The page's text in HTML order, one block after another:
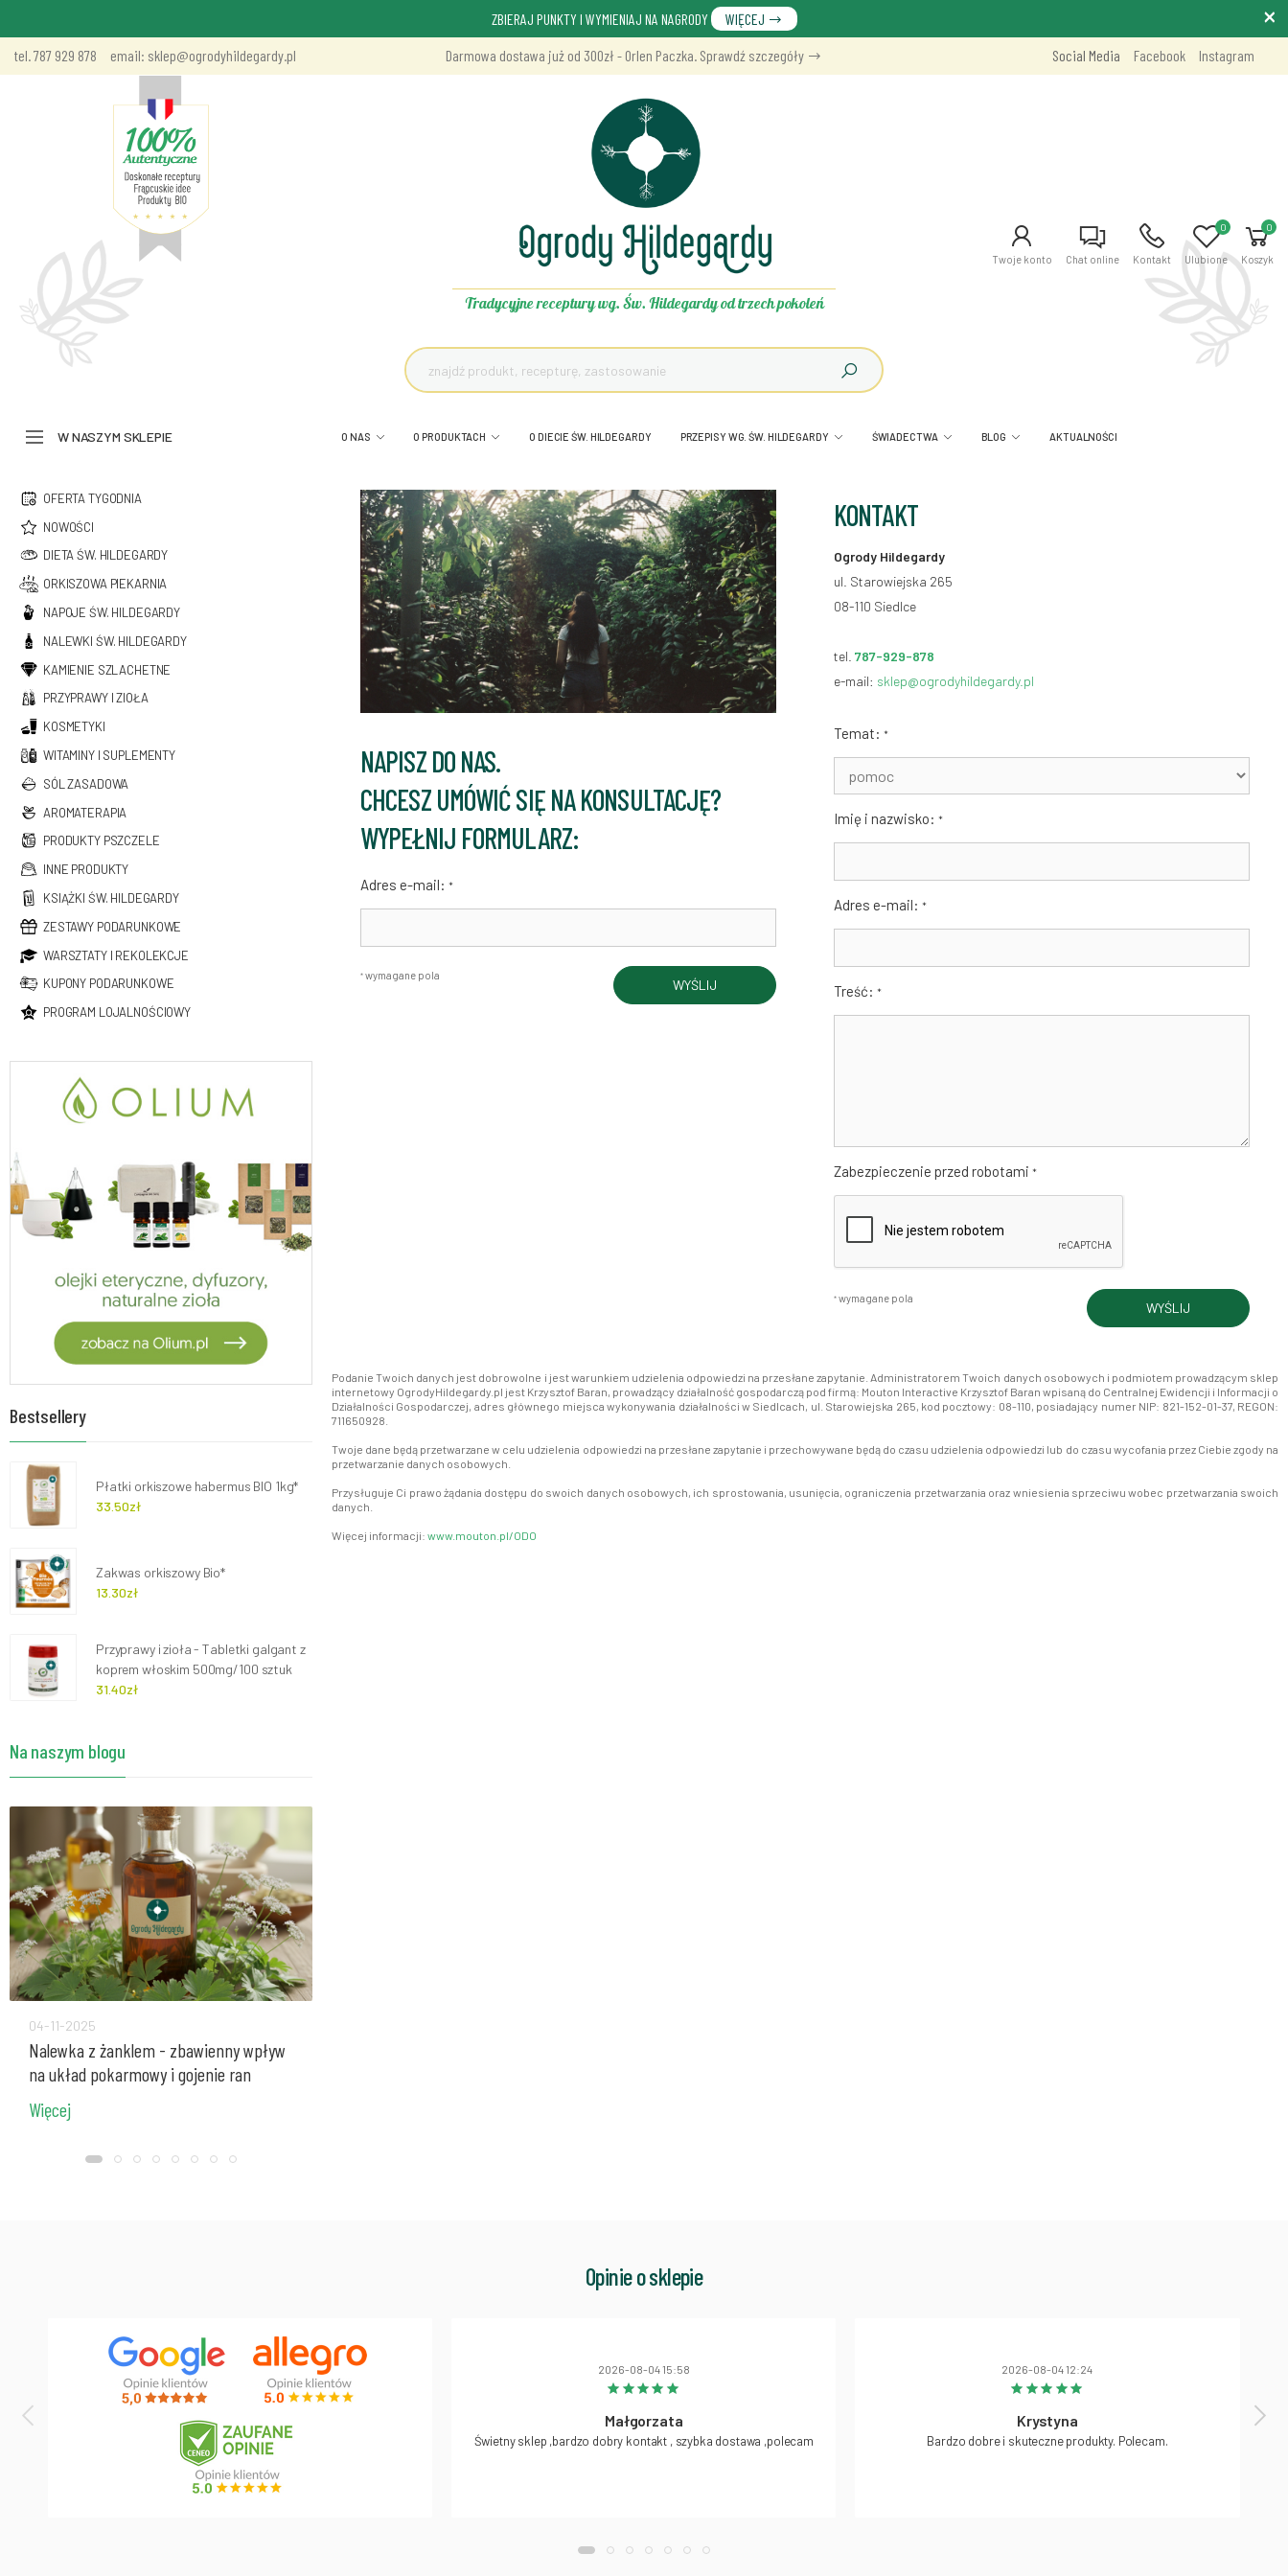
ZBIERAJ PUNKTY I WYMIENIAJ NA NAGRODY
WIĘCEJ
tel. 787 929 878
email: sklep@ogrodyhildegardy.pl Darmowa dostawa już od 300zł - Orlen Paczka. Sprawdź szczegóły Social Media Facebook Instagram
Tradycyjne receptury wg. Św. Hildegardy od trzech pokoleń
Twoje konto Chat online Kontakt Ulubione
0 0
Koszyk
W NASZYM SKLEPIE O NAS O PRODUKTACH O DIECIE ŚW. HILDEGARDY PRZEPISY WG. ŚW. HILDEGARDY ŚWIADECTWA BLOG AKTUALNOŚCI
NAPISZ DO NAS.
CHCESZ UMÓWIĆ SIĘ NA KONSULTACJĘ?
WYPEŁNIJ FORMULARZ:
Adres e-mail: *
* wymagane pola
WYŚLIJ
KONTAKT
Ogrody Hildegardy
ul. Starowiejska 265
08-110 Siedlce
tel. 787-929-878
e-mail: sklep@ogrodyhildegardy.pl
Temat: *
Imię i nazwisko: *
Adres e-mail: *
Treść: *
Zabezpieczenie przed robotami *
* wymagane pola
WYŚLIJ
Podanie Twoich danych jest dobrowolne i jest warunkiem udzielenia odpowiedzi na przesłane zapytanie. Administratorem Twoich danych osobowych i podmiotem prowadzącym sklep
internetowy OgrodyHildegardy.pl jest Krzysztof Baran, prowadzący działalność gospodarczą pod firmą: Mouton Interactive Krzysztof Baran wpisaną do Centralnej Ewidencji i Informacji o
Działalności Gospodarczej, adres głównego miejsca wykonywania działalności w Siedlcach, ul. Starowiejska 265, kod pocztowy: 08-110, posiadający numer NIP: 821-152-01-37, REGON:
711650928.
Twoje dane będą przetwarzane w celu udzielenia odpowiedzi na przesłane zapytanie i przechowywane będą do czasu udzielenia odpowiedzi lub do czasu wycofania przez Ciebie zgody na
przetwarzanie danych osobowych.
Przysługuje Ci prawo żądania dostępu do swoich danych osobowych, ich sprostowania, usunięcia, ograniczenia przetwarzania oraz wniesienia sprzeciwu wobec przetwarzania swoich
danych.
Więcej informacji: www.mouton.pl/ODO
OFERTA TYGODNIA
NOWOŚCI
DIETA ŚW. HILDEGARDY
ORKISZOWA PIEKARNIA
NAPOJE ŚW. HILDEGARDY
NALEWKI ŚW. HILDEGARDY
KAMIENIE SZLACHETNE
PRZYPRAWY I ZIOŁA
KOSMETYKI
WITAMINY I SUPLEMENTY
SÓL ZASADOWA
AROMATERAPIA
PRODUKTY PSZCZELE
INNE PRODUKTY
KSIĄŻKI ŚW. HILDEGARDY
ZESTAWY PODARUNKOWE
WARSZTATY I REKOLEKCJE
KUPONY PODARUNKOWE
PROGRAM LOJALNOŚCIOWY
Bestsellery
Płatki orkiszowe habermus BIO 1kg*
33.50zł
Zakwas orkiszowy Bio*
13.30zł
Przyprawy i zioła - Tabletki galgant z
koprem włoskim 500mg/100 sztuk
31.40zł
proszku 50g Bio*
39.50zł
Przyprawy i zioła - koper włoski
nasiona 200g Bio*
26.90zł
Przyprawy i zioła - Bertram korzeń w
proszku 80g
56.60zł
Przyprawy i zioła - Galgant w proszku
Na naszym blogu
04-11-2025
Nalewka z żanklem - zbawienny wpływ
na układ pokarmowy i gojenie ran
Więcej
Opinie o sklepie
2026-08-04 15:58
Małgorzata
Świetny sklep ,bardzo dobry kontakt , szybka dostawa ,polecam
2026-08-04 12:24
Krystyna
Bardzo dobre i skuteczne produkty. Polecam.